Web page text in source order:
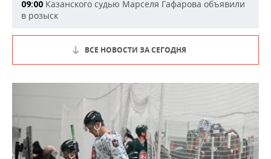
09:00 Казанского судью Марселя Гафарова объявили
в розыск
ВСЕ НОВОСТИ ЗА СЕГОДНЯ